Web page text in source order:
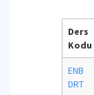
Ders
Kodu
ENB
DRT